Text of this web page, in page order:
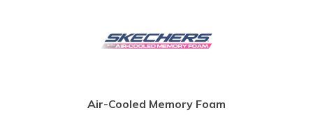
Air-Cooled Memory Foam